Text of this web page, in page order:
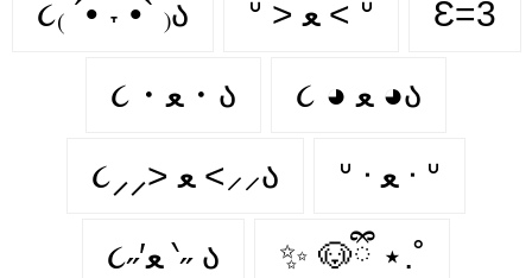
૮₍ ´• ˕ •` ₎ა ᐡ > ﻌ < ᐡ Ɛ=3
૮・ﻌ・ა ૮ ◕ ﻌ ◕ა
૮⸝⸝> ﻌ <⸝⸝ა ᐡ ᐧ ﻌ ᐧ ᐡ
૮˶′ﻌ ‵˶ ა ✨ 🐶ྀི ⋆.˚